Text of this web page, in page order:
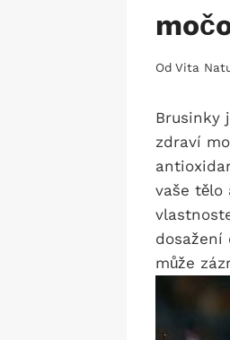
Od Vita
Brusinky
zdraví
vaše tělo
může